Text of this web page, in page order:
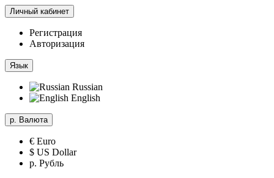
Личный кабинет
Регистрация
Авторизация
Язык
Russian
English
р. Валюта
€ Euro
$ US Dollar
р. Рубль